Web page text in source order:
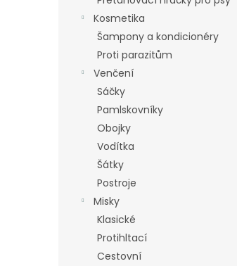
Kosmetika
Šampony a kondicionéry
Proti parazitům
Venčení
Sáčky
Pamlskovníky
Obojky
Vodítka
Šátky
Postroje
Misky
Klasické
Protihltací
Cestovní